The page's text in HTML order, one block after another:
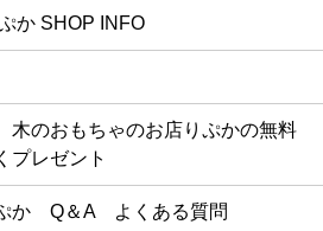
か SHOP INFO
のおもちゃのお店りぷかの無料
プレゼント
か Q＆A よくある質問